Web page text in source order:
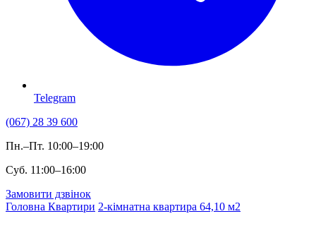
Telegram
(067) 28 39 600
Пн.–Пт. 10:00–19:00
Суб. 11:00–16:00
Замовити дзвінок
Головна Квартири 2-кімнатна квартира 64,10 м2